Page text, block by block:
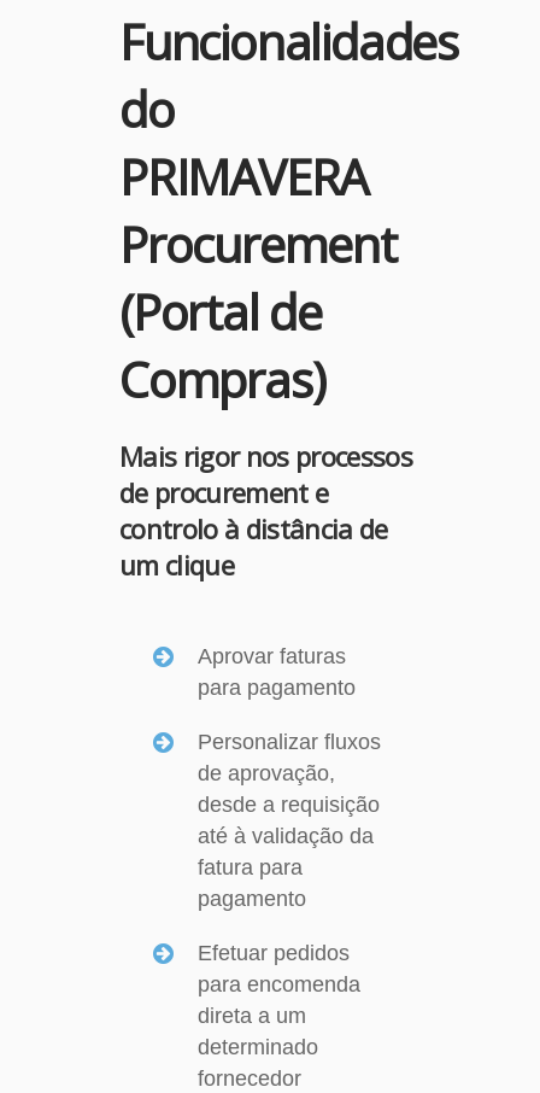
Funcionalidades
do
PRIMAVERA
Procurement
(Portal de
Compras)
Mais rigor nos processos
de procurement e
controlo à distância de
um clique
Aprovar faturas
para pagamento
Personalizar fluxos
de aprovação,
desde a requisição
até à validação da
fatura para
pagamento
Efetuar pedidos
para encomenda
direta a um
determinado
fornecedor